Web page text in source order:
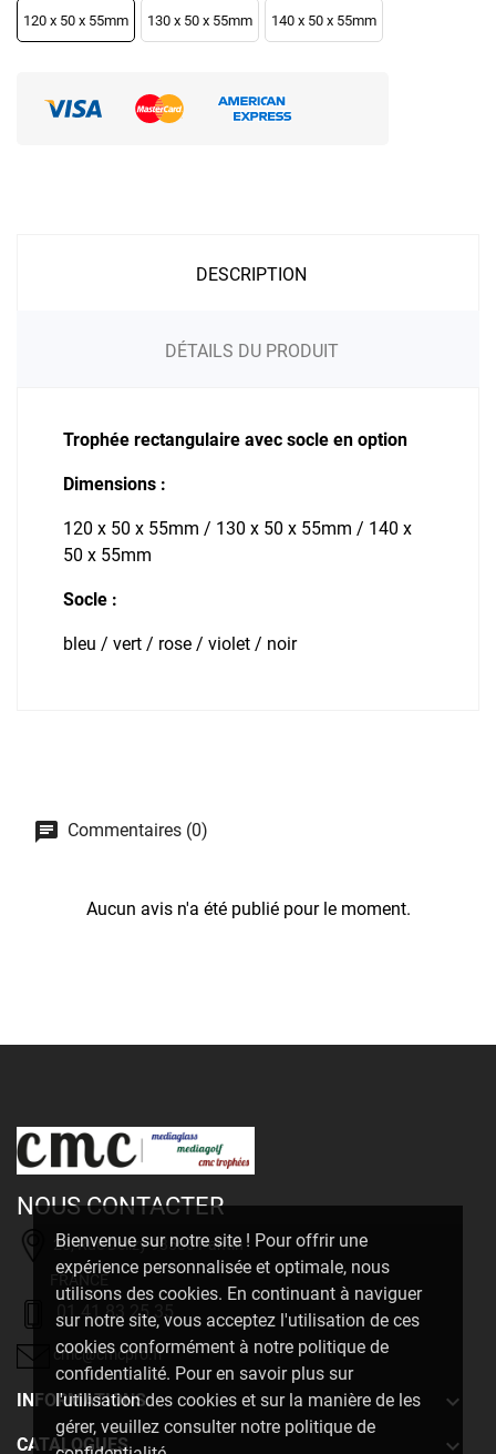
Bienvenue sur notre site ! Pour offrir une
expérience personnalisée et optimale, nous
utilisons des cookies. En continuant à naviguer
sur notre site, vous acceptez l'utilisation de ces
cookies conformément à notre politique de
confidentialité. Pour en savoir plus sur
l'utilisation des cookies et sur la manière de les
gérer, veuillez consulter notre politique de
120 x 50 x 55mm 130 x 50 x 55mm 140 x 50 x 55mm
DESCRIPTION
DÉTAILS DU PRODUIT
Trophée rectangulaire avec socle en option
Dimensions :
120 x 50 x 55mm / 130 x 50 x 55mm / 140 x
50 x 55mm
Socle :
bleu / vert / rose / violet / noir
Commentaires (0)
Aucun avis n'a été publié pour le moment.
NOUS CONTACTER
20, Rue Delizy 93500 Pantin
FRANCE
01 41 83 25 35
cmc@cmcpro.fr
INFORMATIONS 
CATALOGUES 